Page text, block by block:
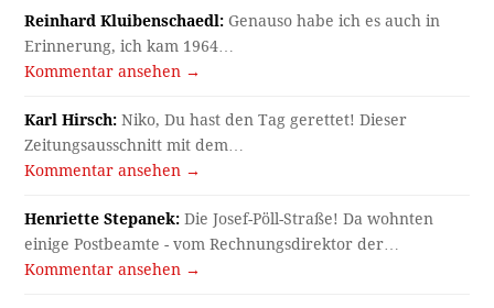
Reinhard Kluibenschaedl: Genauso habe ich es auch in
Erinnerung, ich kam 1964…
Kommentar ansehen →
Karl Hirsch: Niko, Du hast den Tag gerettet! Dieser
Zeitungsausschnitt mit dem…
Kommentar ansehen →
Henriette Stepanek: Die Josef-Pöll-Straße! Da wohnten
einige Postbeamte - vom Rechnungsdirektor der…
Kommentar ansehen →